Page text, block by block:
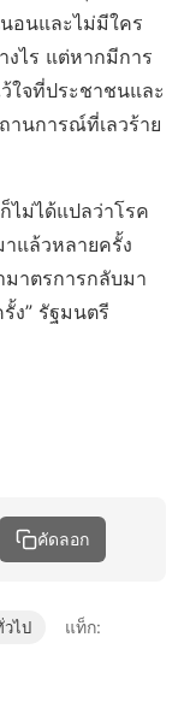
อนและไม่มีใคร
งไร แต่หากมีการ
ใจที่ประชาชนและ
านการณ์ที่เลวร้าย
ไม่ได้แปลว่าโรค
แล้วหลายครั้ง
มาตรการกลับมา
ง” รัฐมนตรี
คัดลอก
ไป แท็ก: